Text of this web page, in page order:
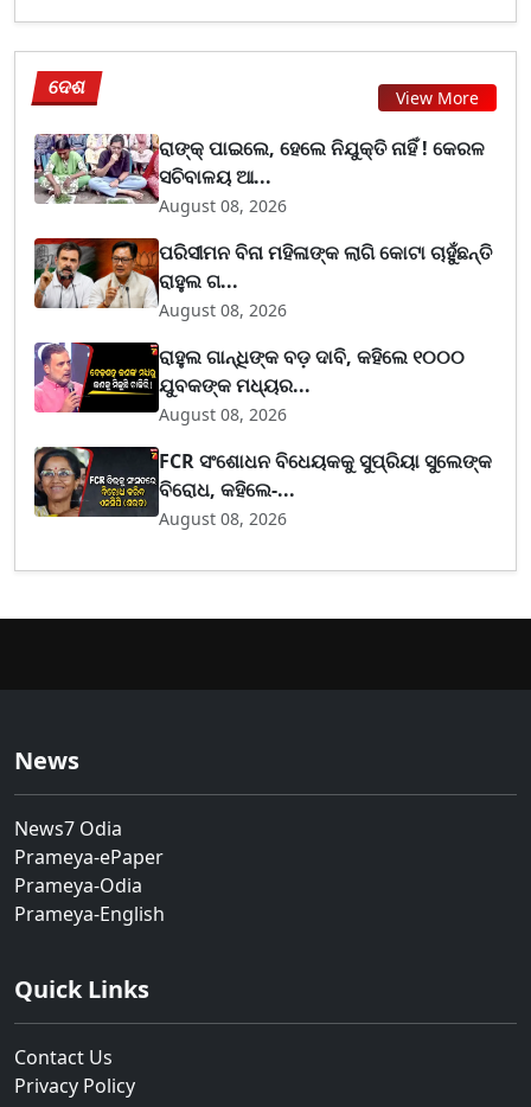
ଦେଶ View More
ରାଙ୍କ୍ ପାଇଲେ, ହେଲେ ନିଯୁକ୍ତି ନାହିଁ ! କେରଳ
ସଚିବାଳୟ ଆ...
August 08, 2026
ପରିସୀମନ ବିନା ମହିଳାଙ୍କ ଲାଗି କୋଟା ଚାହୁଁଛନ୍ତି
ରାହୁଲ ଗ...
August 08, 2026
ରାହୁଲ ଗାନ୍ଧିଙ୍କ ବଡ଼ ଦାବି, କହିଲେ ୧୦୦୦
ଯୁବକଙ୍କ ମଧ୍ୟର...
August 08, 2026
FCR ସଂଶୋଧନ ବିଧେୟକକୁ ସୁପ୍ରିୟା ସୁଲେଙ୍କ
ବିରୋଧ, କହିଲେ-...
August 08, 2026
News
News7 Odia
Prameya-ePaper
Prameya-Odia
Prameya-English
Quick Links
Contact Us
Privacy Policy